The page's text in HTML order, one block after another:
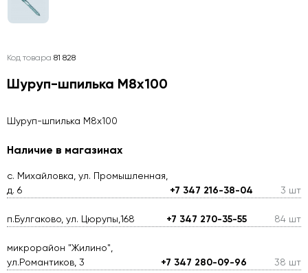
Код товара 81 828
Шуруп-шпилька М8х100
Шуруп-шпилька М8х100
Наличие в магазинах
с. Михайловка, ул. Промышленная,
д. 6
+7 347 216-38-04 3 шт
п.Булгаково, ул. Цюрупы,168 +7 347 270-35-55 84 шт
микрорайон "Жилино",
ул.Романтиков, 3
+7 347 280-09-96 38 шт